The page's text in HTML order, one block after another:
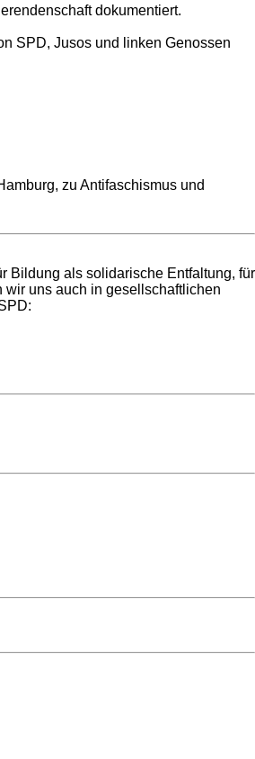
dokumentiert.
SPD, Jusos und linken Genossen
zu Antifaschismus und
Bildung als solidarische Entfaltung, für
wir uns auch in gesellschaftlichen